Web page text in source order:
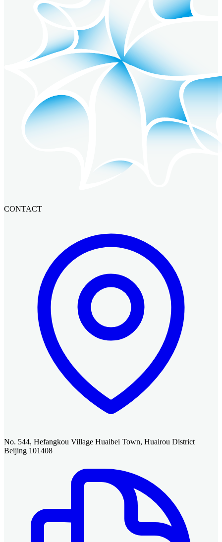
CONTACT
No. 544, Hefangkou Village Huaibei Town, Huairou District
Beijing 101408